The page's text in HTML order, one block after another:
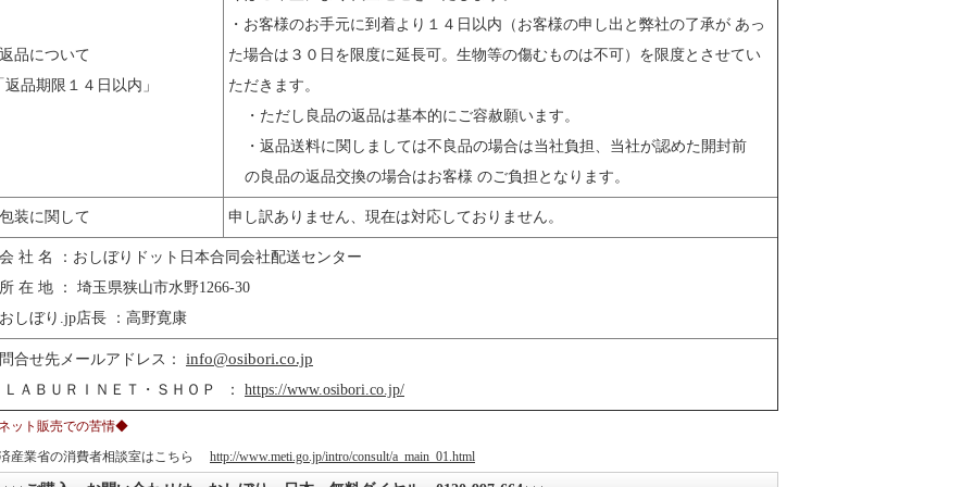
品について
返品期限１４日以内」
・お客様のお手元に到着より１４日以内（お客様の申し出と弊社の了承が あっ
た場合は３０日を限度に延長可。生物等の傷むものは不可）を限度とさせてい
ただきます。
・ただし良品の返品は基本的にご容赦願います。
・返品送料に関しましては不良品の場合は当社負担、当社が認めた開封前
の良品の返品交換の場合はお客様 のご負担となります。
装に関して 申し訳ありません、現在は対応しておりません。
社 名 ：おしぼりドット日本合同会社配送センター
在 地 ： 埼玉県狭山市水野1266-30
しぼり.jp店長 ：高野寛康
合せ先メールアドレス： info@osibori.co.jp
ＡＢＵＲＩＮＥＴ・ＳＨＯＰ ： https://www.osibori.co.jp/
ット販売での苦情◆
産業省の消費者相談室はこちら http://www.meti.go.jp/intro/consult/a_main_01.html